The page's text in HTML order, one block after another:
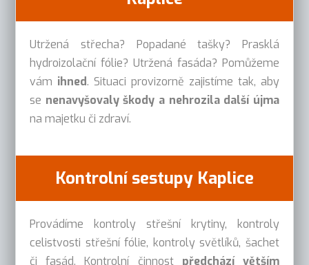
Utržená střecha? Popadané tašky? Prasklá
hydroizolační fólie? Utržená fasáda? Pomůžeme
vám ihned. Situaci provizorně zajistíme tak, aby
se nenavyšovaly škody a nehrozila další újma
na majetku či zdraví.
Kontrolní sestupy Kaplice
Provádíme kontroly střešní krytiny, kontroly
celistvosti střešní fólie, kontroly světlíků, šachet
či fasád. Kontrolní činnost předchází větším